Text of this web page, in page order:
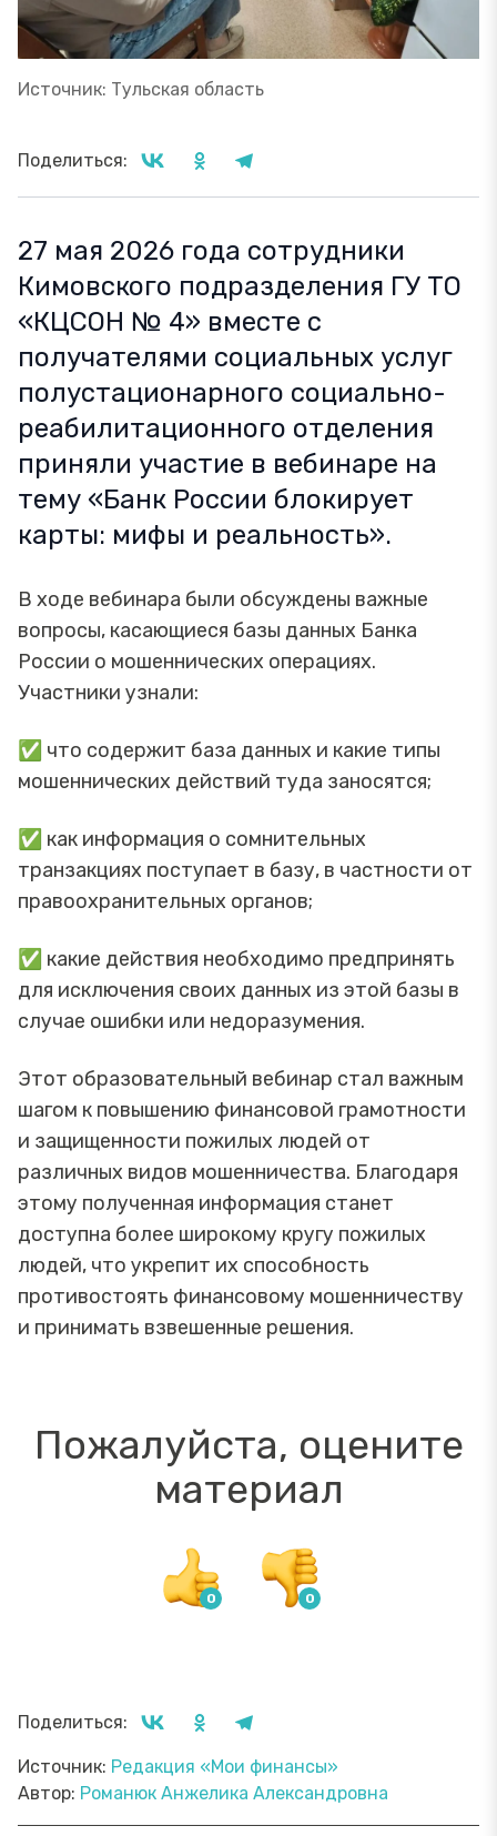
Источник: Тульская область
Поделиться:
27 мая 2026 года сотрудники
Кимовского подразделения ГУ ТО
«КЦСОН № 4» вместе с
получателями социальных услуг
полустационарного социально-
реабилитационного отделения
приняли участие в вебинаре на
тему «Банк России блокирует
карты: мифы и реальность».
В ходе вебинара были обсуждены важные
вопросы, касающиеся базы данных Банка
России о мошеннических операциях.
Участники узнали:
✅ что содержит база данных и какие типы
мошеннических действий туда заносятся;
✅ как информация о сомнительных
транзакциях поступает в базу, в частности от
правоохранительных органов;
✅ какие действия необходимо предпринять
для исключения своих данных из этой базы в
случае ошибки или недоразумения.
Этот образовательный вебинар стал важным
шагом к повышению финансовой грамотности
и защищенности пожилых людей от
различных видов мошенничества. Благодаря
этому полученная информация станет
доступна более широкому кругу пожилых
людей, что укрепит их способность
противостоять финансовому мошенничеству
и принимать взвешенные решения.
Пожалуйста, оцените
материал
Поделиться:
Источник: Редакция «Мои финансы»
Автор: Романюк Анжелика Александровна